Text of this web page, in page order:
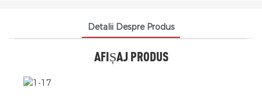
Detalii Despre Produs
AFIȘAJ PRODUS